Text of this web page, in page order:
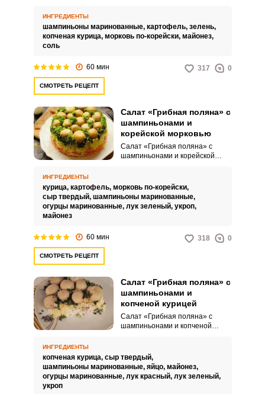
русской кухне, которое
представляет собой
виде. Название салата связано
с его необычным оформлением:
визуальное впечатление
настоящей «грибной поляны».
ИНГРЕДИЕНТЫ
шампиньоны маринованные, картофель, зелень,
копченая курица, морковь по-корейски, майонез,
соль
60 мин 317 0
СМОТРЕТЬ РЕЦЕПТ
Салат «Грибная поляна» с
шампиньонами и
корейской морковью
Салат «Грибная поляна» с
шампиньонами и корейской
представляющее собой
многослойный салат, в котором
верхний слой составляют
подается в перевернутом виде,
благодаря чему шляпки грибов
название салату.
ИНГРЕДИЕНТЫ
курица, картофель, морковь по-корейски,
сыр твердый, шампиньоны маринованные,
огурцы маринованные, лук зеленый, укроп,
майонез
60 мин 318 0
СМОТРЕТЬ РЕЦЕПТ
Салат «Грибная поляна» с
шампиньонами и
копченой курицей
Салат «Грибная поляна» с
шампиньонами и копченой
выделяется своей оригинальной
подачей и насыщенным вкусом.
Основой салата служат
ИНГРЕДИЕНТЫ
копченая курица, сыр твердый,
шампиньоны маринованные, яйцо, майонез,
огурцы маринованные, лук красный, лук зеленый,
укроп